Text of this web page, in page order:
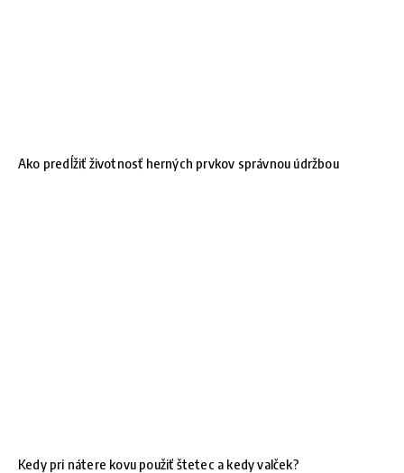
Ako predĺžiť životnosť herných prvkov správnou údržbou
Kedy pri nátere kovu použiť štetec a kedy valček?